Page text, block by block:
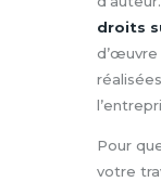
droits
d’œuvre
Pour
votre